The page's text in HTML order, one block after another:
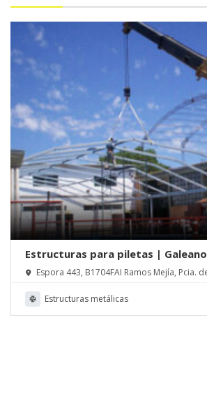
Estructuras para piletas |
Espora 443, B1704FAI Ramos Mejía, Pcia.
Estructuras metálicas